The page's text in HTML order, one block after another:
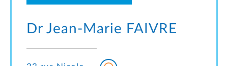
Dr Jean-Marie FAIVRE